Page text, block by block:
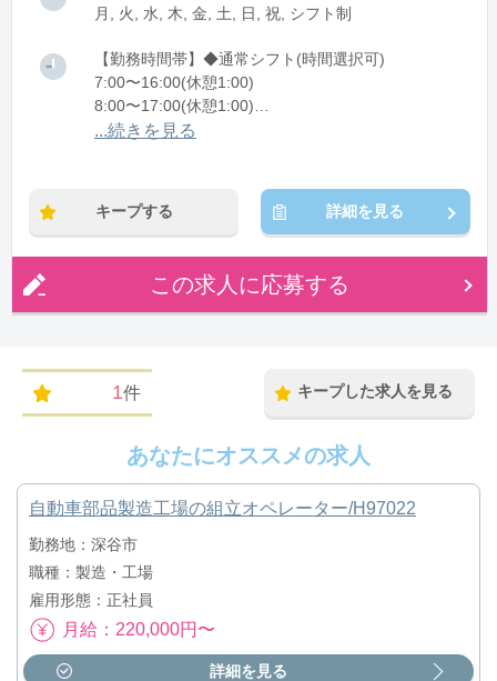
月, 火, 水, 木, 金, 土, 日, 祝, シフト制
【勤務時間帯】◆通常シフト(時間選択可)
7:00〜16:00(休憩1:00)
8:00〜17:00(休憩1:00)
12:00〜21:00(休憩1:00)
...続きを見る
キープする 詳細を見る
この求人に応募する
1件 キープした求人を見る
あなたにオススメの求人
自動車部品製造工場の組立オペレーター/H97022
勤務地：深谷市
職種：製造・工場
雇用形態：正社員
月給：220,000円〜
詳細を見る